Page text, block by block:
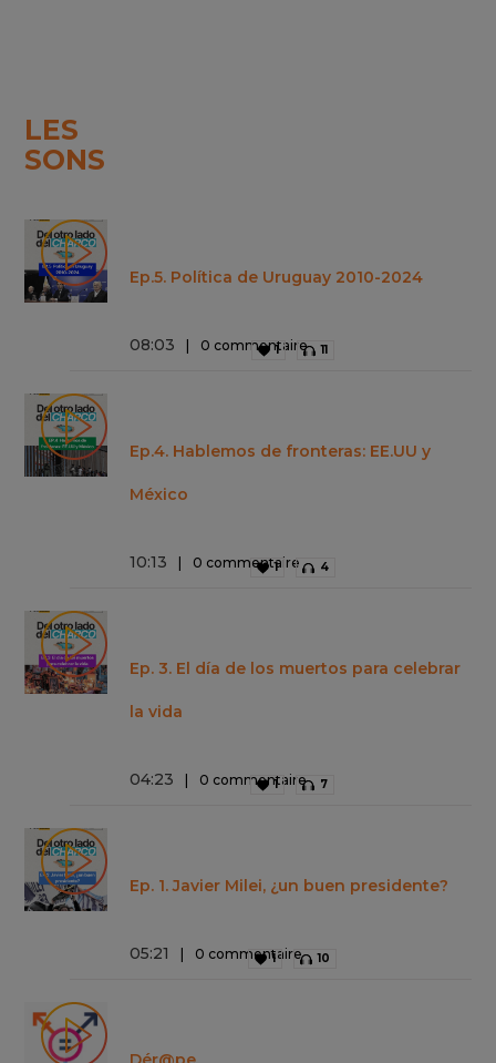
LES
SONS
Ep.5. Política de Uruguay 2010-2024
08:03 0 commentaire
1 11
Ep.4. Hablemos de fronteras: EE.UU y
México
10:13 0 commentaire
1 4
Ep. 3. El día de los muertos para celebrar
la vida
04:23 0 commentaire
1 7
Ep. 1. Javier Milei, ¿un buen presidente?
05:21 0 commentaire
1 10